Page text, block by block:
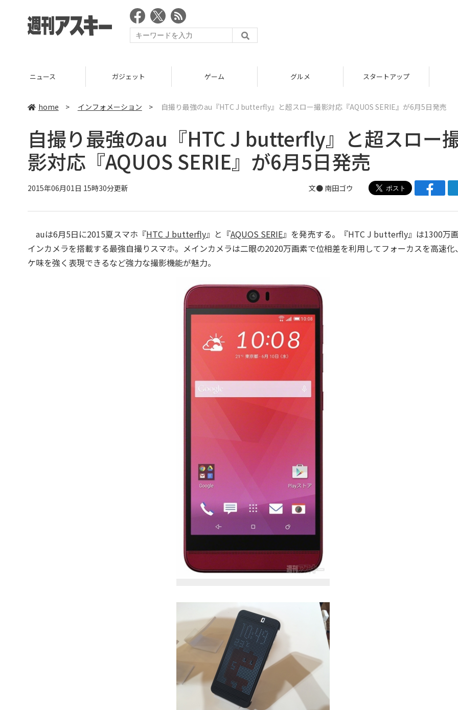
ニュース ガジェット ゲーム グルメ スタートアップ
home > インフォメーション > 自撮り最強のau『HTC J butterfly』と超スロー撮影対応『AQUOS SERIE』が6月5日発売
自撮り最強のau『HTC J butterfly』と超スロー
影対応『AQUOS SERIE』が6月5日発売
2015年06月01日 15時30分更新 文● 南田ゴウ
auは6月5日に2015夏スマホ『HTC J butterfly』と『AQUOS SERIE』を発売する。『HTC J butterfly』は1300万
インカメラを搭載する最強自撮りスマホ。メインカメラは二眼の2020万画素で位相差を利用してフォーカスを高速化
ケ味を強く表現できるなど強力な撮影機能が魅力。